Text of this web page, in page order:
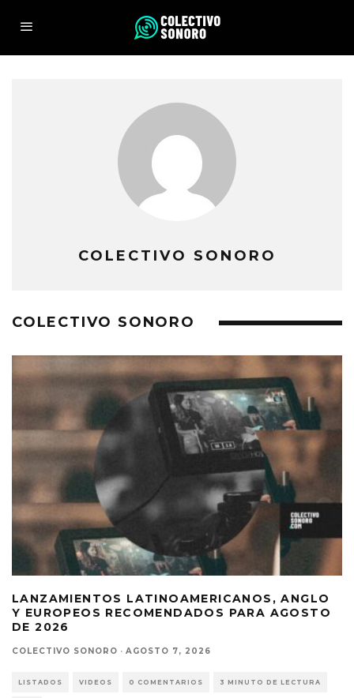
COLECTIVO SONORO
COLECTIVO SONORO
LANZAMIENTOS LATINOAMERICANOS, ANGLO
Y EUROPEOS RECOMENDADOS PARA AGOSTO
DE 2026
COLECTIVO SONORO · AGOSTO 7, 2026
LISTADOS VIDEOS 0 COMENTARIOS 3 MINUTO DE LECTURA